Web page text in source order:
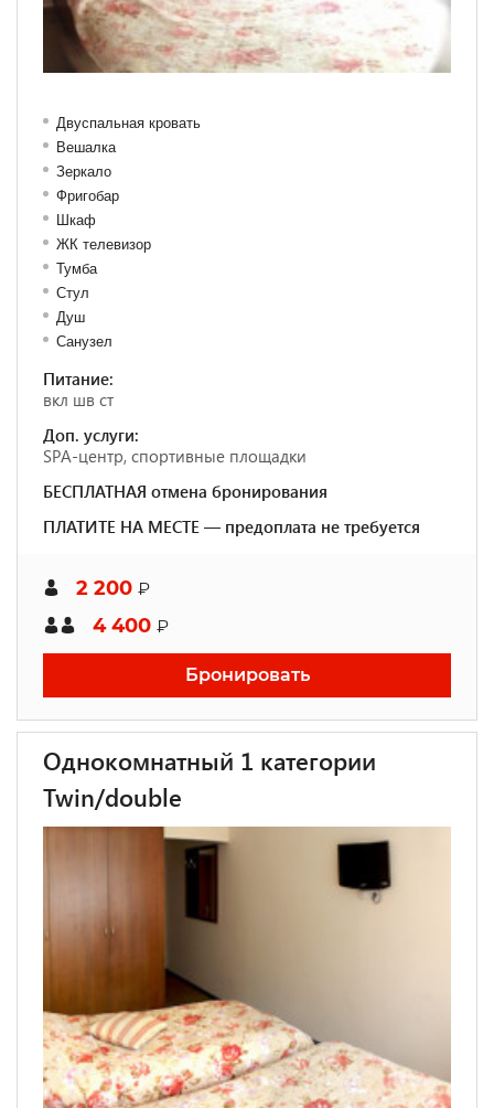
Двуспальная кровать
Вешалка
Зеркало
Фригобар
Шкаф
ЖК телевизор
Тумба
Стул
Душ
Санузел
Питание:
вкл шв ст
Доп. услуги:
SPA-центр, спортивные площадки
БЕСПЛАТНАЯ отмена бронирования
ПЛАТИТЕ НА МЕСТЕ — предоплата не требуется
2 200 ₽
4 400 ₽
Бронировать
Однокомнатный 1 категории
Twin/double